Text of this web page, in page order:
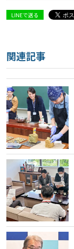
LINEで送る
関連記事